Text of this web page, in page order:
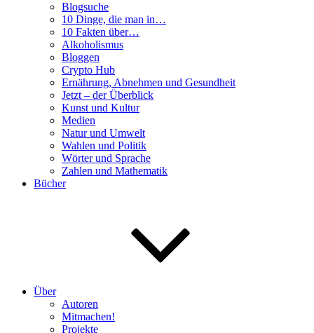
Blogsuche
10 Dinge, die man in…
10 Fakten über…
Alkoholismus
Bloggen
Crypto Hub
Ernährung, Abnehmen und Gesundheit
Jetzt – der Überblick
Kunst und Kultur
Medien
Natur und Umwelt
Wahlen und Politik
Wörter und Sprache
Zahlen und Mathematik
Bücher
Über
Autoren
Mitmachen!
Projekte